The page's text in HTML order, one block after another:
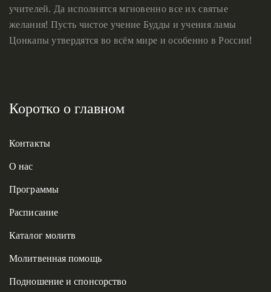
учителей. Да исполнятся мгновенно все их святые
желания! Пусть чистое учение Будды и учения ламы
Цонкапы утвердятся во всём мире и особенно в России!
Коротко о главном
Контакты
О нас
Программы
Расписание
Каталог молитв
Молитвенная помощь
Подношение и спонсорство